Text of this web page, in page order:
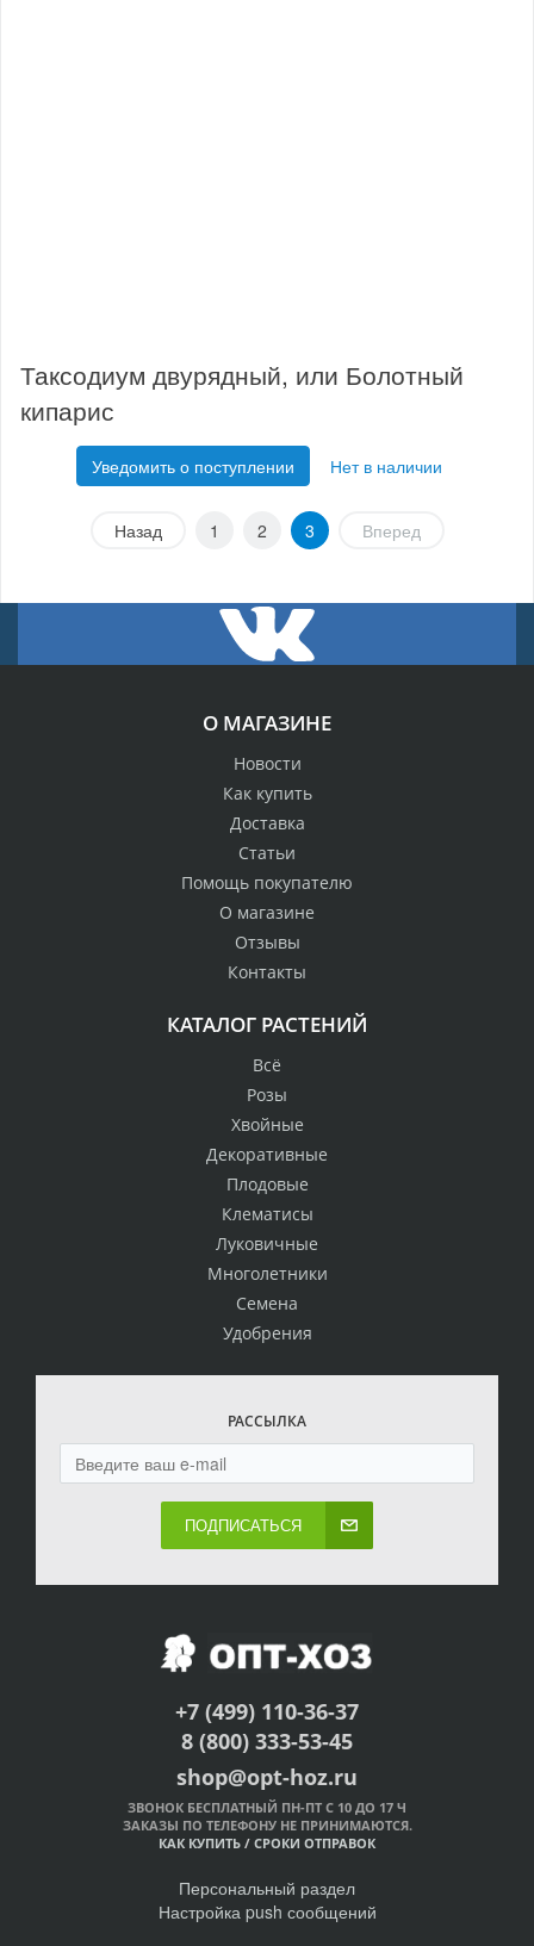
Таксодиум двурядный, или Болотный
кипарис
Уведомить о поступлении Нет в наличии
Назад 1 2 3 Вперед
О МАГАЗИНЕ
Новости
Как купить
Доставка
Статьи
Помощь покупателю
О магазине
Отзывы
Контакты
КАТАЛОГ РАСТЕНИЙ
Всё
Розы
Хвойные
Декоративные
Плодовые
Клематисы
Луковичные
Многолетники
Семена
Удобрения
РАССЫЛКА
ПОДПИСАТЬСЯ
+7 (499) 110-36-37
8 (800) 333-53-45
shop@opt-hoz.ru
ЗВОНОК БЕСПЛАТНЫЙ ПН-ПТ С 10 ДО 17 Ч
ЗАКАЗЫ ПО ТЕЛЕФОНУ НЕ ПРИНИМАЮТСЯ.
КАК КУПИТЬ / СРОКИ ОТПРАВОК
Персональный раздел
Настройка push сообщений